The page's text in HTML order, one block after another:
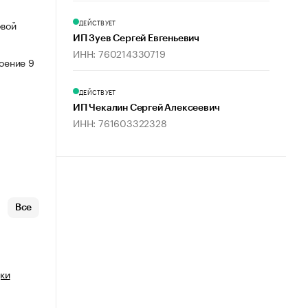
9
Все
ДЕЙСТВУЕТ
ИП Зуев Сергей Евгеньевич
ИНН: 760214330719
ДЕЙСТВУЕТ
ИП Чекалин Сергей Алексеевич
ИНН: 761603322328